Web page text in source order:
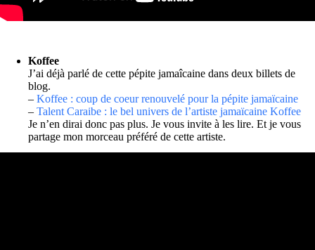
Koffee
J’ai déjà parlé de cette pépite jamaîcaine dans deux billets de
blog.
– Koffee : coup de coeur renouvelé pour la pépite jamaïcaine
– Talent Caraibe : le bel univers de l’artiste jamaïcaine Koffee
Je n’en dirai donc pas plus. Je vous invite à les lire. Et je vous
partage mon morceau préféré de cette artiste.